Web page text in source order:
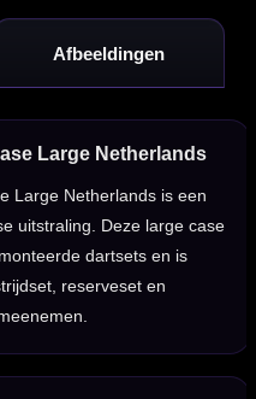
Afbeeldingen
Large Netherlands
Large Netherlands is een
uitstraling. Deze large case
dartsets en is
reserveset en